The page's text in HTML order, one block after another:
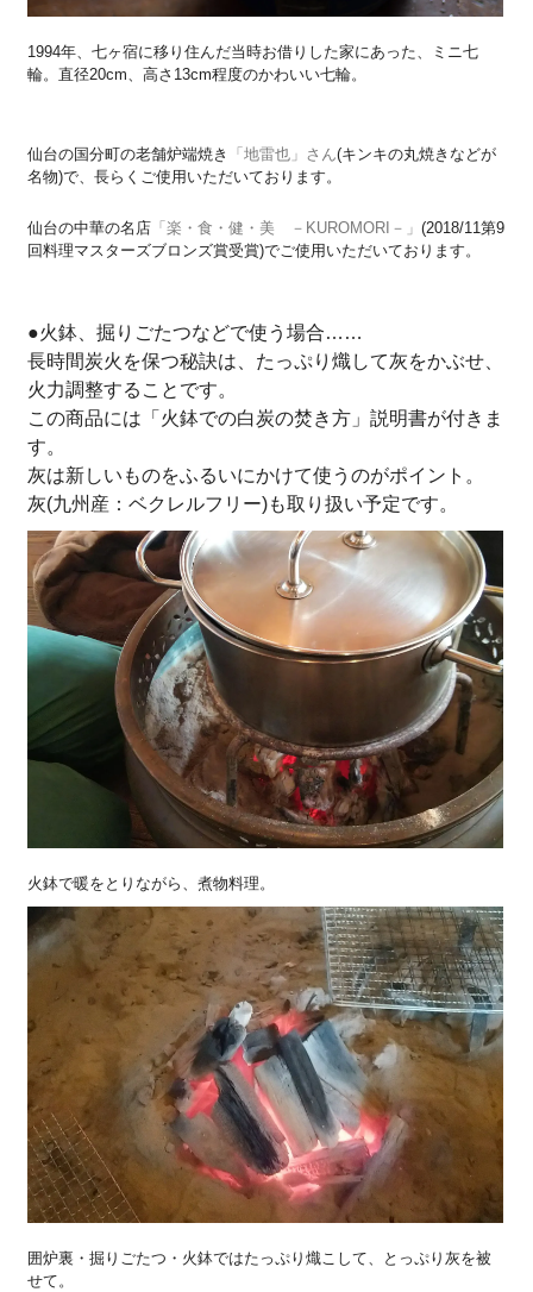
1994年、七ヶ宿に移り住んだ当時お借りした家にあった、ミニ七
輪。直径20cm、高さ13cm程度のかわいい七輪。
仙台の国分町の老舗炉端焼き 「地雷也」さん(キンキの丸焼きなどが
名物)で、長らくご使用いただいております。
仙台の中華の名店「楽・食・健・美 －KUROMORI－」 (2018/11第9
回料理マスターズブロンズ賞受賞)でご使用いただいております。
●火鉢、掘りごたつなどで使う場合……
長時間炭火を保つ秘訣は、たっぷり熾して灰をかぶせ、
火力調整することです。
この商品には「火鉢での白炭の焚き方」説明書が付きま
す。
灰は新しいものをふるいにかけて使うのがポイント。
灰(九州産：ベクレルフリー)も取り扱い予定です。
火鉢で暖をとりながら、煮物料理。
囲炉裏・掘りごたつ・火鉢ではたっぷり熾こして、とっぷり灰を被
せて。